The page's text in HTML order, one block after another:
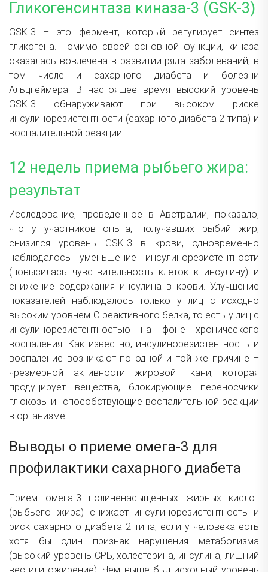
Гликогенсинтаза киназа-3 (GSK-3)
GSK-3 – это фермент, который регулирует синтез
гликогена. Помимо своей основной функции, киназа
оказалась вовлечена в развитии ряда заболеваний, в
том числе и сахарного диабета и болезни
Альцгеймера. В настоящее время высокий уровень
GSK-3 обнаруживают при высоком риске
инсулинорезистентности (сахарного диабета 2 типа) и
воспалительной реакции.
12 недель приема рыбьего жира:
результат
Исследование, проведенное в Австралии, показало,
что у участников опыта, получавших рыбий жир,
снизился уровень GSK-3 в крови, одновременно
наблюдалось уменьшение инсулинорезистентности
(повысилась чувствительность клеток к инсулину) и
снижение содержания инсулина в крови. Улучшение
показателей наблюдалось только у лиц с исходно
высоким уровнем С-реактивного белка, то есть у лиц с
инсулинорезистентностью на фоне хронического
воспаления. Как известно, инсулинорезистентность и
воспаление возникают по одной и той же причине –
чрезмерной активности жировой ткани, которая
продуцирует вещества, блокирующие переносчики
глюкозы и способствующие воспалительной реакции
в организме.
Выводы о приеме омега-3 для
профилактики сахарного диабета
Прием омега-3 полиненасыщенных жирных кислот
(рыбьего жира) снижает инсулинорезистентность и
риск сахарного диабета 2 типа, если у человека есть
хотя бы один признак нарушения метаболизма
(высокий уровень СРБ, холестерина, инсулина, лишний